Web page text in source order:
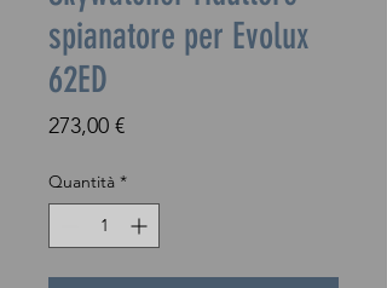
spianatore per Evolux
62ED
273,00 €Prezzo
Quantità *